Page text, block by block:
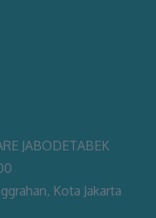
JABODETABEK
Kota Jakarta